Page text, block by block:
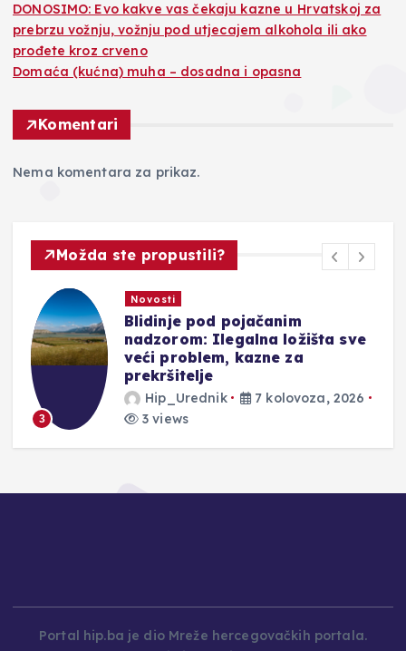
DONOSIMO: Evo kakve vas čekaju kazne u Hrvatskoj za
prebrzu vožnju, vožnju pod utjecajem alkohola ili ako
prođete kroz crveno
Domaća (kućna) muha – dosadna i opasna
Komentari
Nema komentara za prikaz.
Možda ste propustili?
Novosti
DONOSIMO: Evo kakve vas
čekaju kazne u Hrvatskoj za
prebrzu vožnju, vožnju pod
utjecajem alkohola ili ako
prođete kroz crveno
Hip_Urednik